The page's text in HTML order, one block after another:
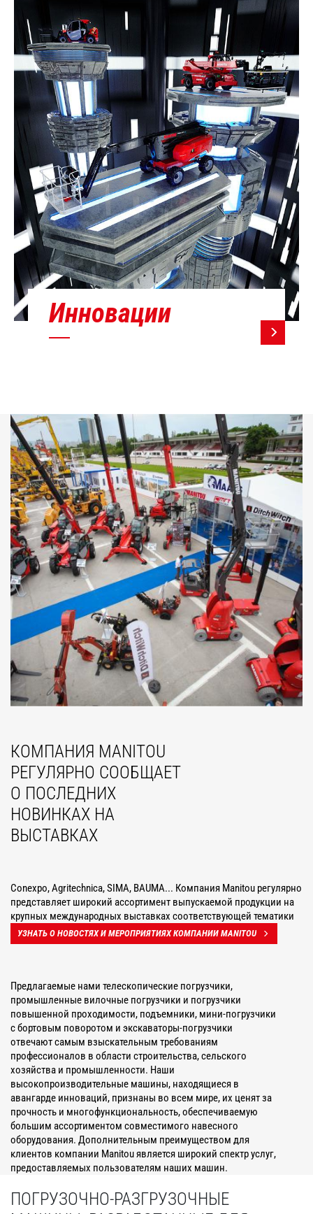
Инновации
КОМПАНИЯ MANITOU
РЕГУЛЯРНО СООБЩАЕТ
О ПОСЛЕДНИХ
НОВИНКАХ НА
ВЫСТАВКАХ
Conexpo, Agritechnica, SIMA, BAUMA... Компания Manitou регулярно
представляет широкий ассортимент выпускаемой продукции на
крупных международных выставках соответствующей тематики
УЗНАТЬ О НОВОСТЯХ И МЕРОПРИЯТИЯХ КОМПАНИИ MANITOU
Предлагаемые нами телескопические погрузчики,
промышленные вилочные погрузчики и погрузчики
повышенной проходимости, подъемники, мини-погрузчики
с бортовым поворотом и экскаваторы-погрузчики
отвечают самым взыскательным требованиям
профессионалов в области строительства, сельского
хозяйства и промышленности. Наши
высокопроизводительные машины, находящиеся в
авангарде инноваций, признаны во всем мире, их ценят за
прочность и многофункциональность, обеспечиваемую
большим ассортиментом совместимого навесного
оборудования. Дополнительным преимуществом для
клиентов компании Manitou является широкий спектр услуг,
предоставляемых пользователям наших машин.
ПОГРУЗОЧНО-РАЗГРУЗОЧНЫЕ